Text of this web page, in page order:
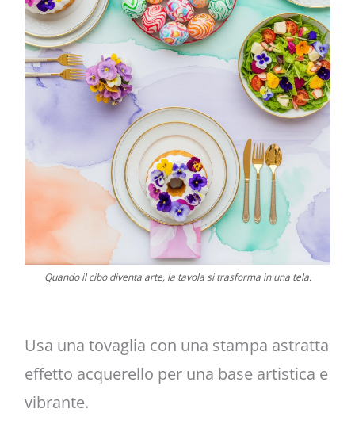
Quando il cibo diventa arte, la tavola si trasforma in una tela.
Usa una tovaglia con una stampa astratta
effetto acquerello per una base artistica e
vibrante.